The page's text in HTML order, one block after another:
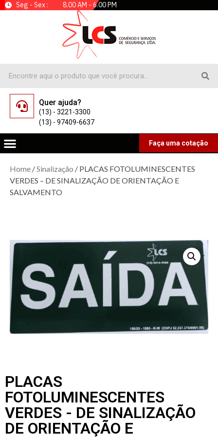
Seg - Sex : 8.00 AM - 6.00 PM
Quer ajuda?
(13) - 3221-3300
(13) - 97409-6637
Faça uma cotação
Home /Sinalização / PLACAS FOTOLUMINESCENTES
VERDES – DE SINALIZAÇÃO DE ORIENTAÇÃO E
SALVAMENTO
PLACAS
FOTOLUMINESCENTES
VERDES - DE SINALIZAÇÃO
DE ORIENTAÇÃO E